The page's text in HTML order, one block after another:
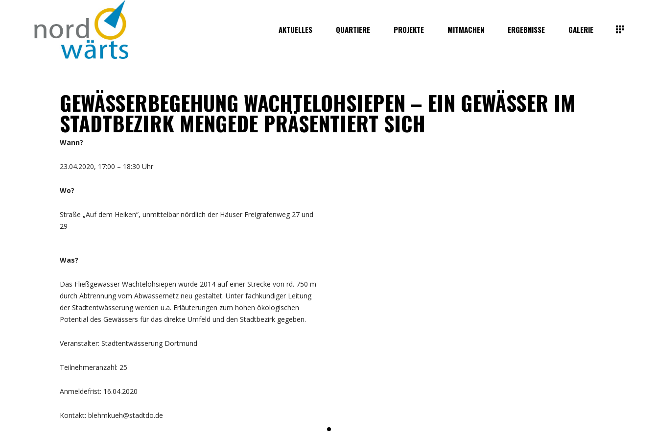
AKTUELLES QUARTIERE PROJEKTE MITMACHEN ERGEBNISSE GALERIE
GEWÄSSERBEGEHUNG WACHTELOHSIEPEN – EIN GEWÄSSER IM
STADTBEZIRK MENGEDE PRÄSENTIERT SICH
Wann?
23.04.2020, 17:00 – 18:30 Uhr
Wo?
Straße „Auf dem Heiken“, unmittelbar nördlich der Häuser Freigrafenweg 27 und
29
Was?
Das Fließgewässer Wachtelohsiepen wurde 2014 auf einer Strecke von rd. 750 m
durch Abtrennung vom Abwassernetz neu gestaltet. Unter fachkundiger Leitung
der Stadtentwässerung werden u.a. Erläuterungen zum hohen ökologischen
Potential des Gewässers für das direkte Umfeld und den Stadtbezirk gegeben.
Veranstalter: Stadtentwässerung Dortmund
Teilnehmeranzahl: 25
Anmeldefrist: 16.04.2020
Kontakt: blehmkueh@stadtdo.de